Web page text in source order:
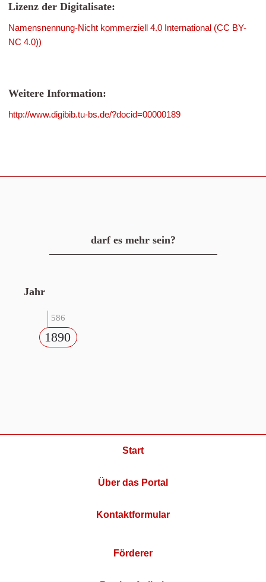
Lizenz der Digitalisate:
Namensnennung-Nicht kommerziell 4.0 International (CC BY-
NC 4.0))
Weitere Information:
http://www.digibib.tu-bs.de/?docid=00000189
darf es mehr sein?
Jahr
586
1890
Start
Über das Portal
Kontaktformular
Förderer